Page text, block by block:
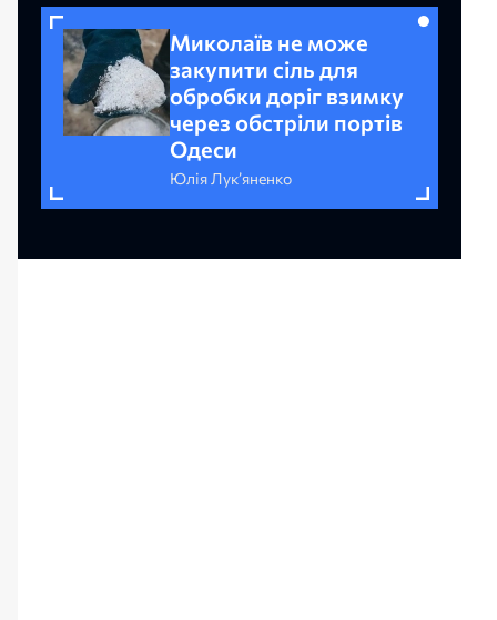
Миколаїв не може
закупити сіль для
обробки доріг взимку
через обстріли портів
Одеси
Юлія Лук’яненко